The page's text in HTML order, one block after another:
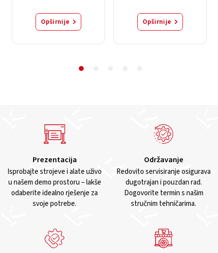
Opširnije Opširnije
Prezentacija
Isprobajte strojeve i alate uživo
u našem demo prostoru – lakše
odaberite idealno rješenje za
svoje potrebe.
Održavanje
Redovito servisiranje osigurava
dugotrajan i pouzdan rad.
Dogovorite termin s našim
stručnim tehničarima.